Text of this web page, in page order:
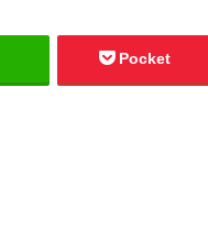
Pocket